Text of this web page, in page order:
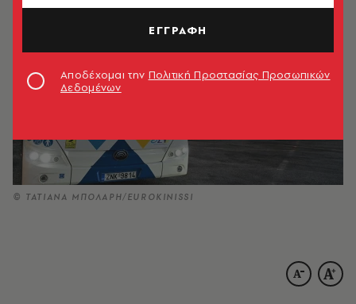
© ΤΑΤΙΑΝΑ ΜΠΟΛΑΡΗ/EUROKINISSI
ΕΓΓΡΑΦΗ
Αποδέχομαι την Πολιτική Προστασίας Προσωπικών
Δεδομένων